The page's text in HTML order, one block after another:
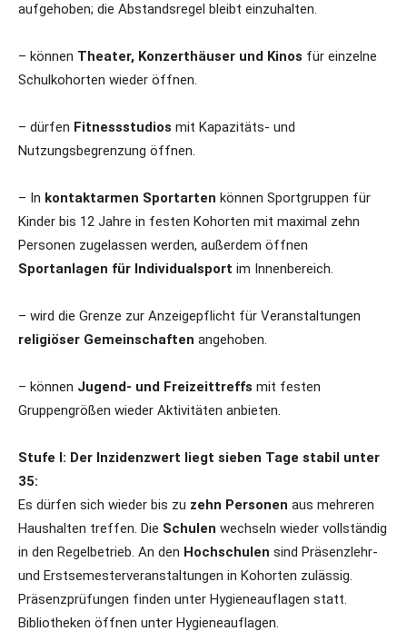
aufgehoben; die Abstandsregel bleibt einzuhalten.
– können Theater, Konzerthäuser und Kinos für einzelne
Schulkohorten wieder öffnen.
– dürfen Fitnessstudios mit Kapazitäts- und
Nutzungsbegrenzung öffnen.
– In kontaktarmen Sportarten können Sportgruppen für
Kinder bis 12 Jahre in festen Kohorten mit maximal zehn
Personen zugelassen werden, außerdem öffnen
Sportanlagen für Individualsport im Innenbereich.
– wird die Grenze zur Anzeigepflicht für Veranstaltungen
religiöser Gemeinschaften angehoben.
– können Jugend- und Freizeittreffs mit festen
Gruppengrößen wieder Aktivitäten anbieten.
Stufe I: Der Inzidenzwert liegt sieben Tage stabil unter
35:
Es dürfen sich wieder bis zu zehn Personen aus mehreren
Haushalten treffen. Die Schulen wechseln wieder vollständig
in den Regelbetrieb. An den Hochschulen sind Präsenzlehr-
und Erstsemesterveranstaltungen in Kohorten zulässig.
Präsenzprüfungen finden unter Hygieneauflagen statt.
Bibliotheken öffnen unter Hygieneauflagen.